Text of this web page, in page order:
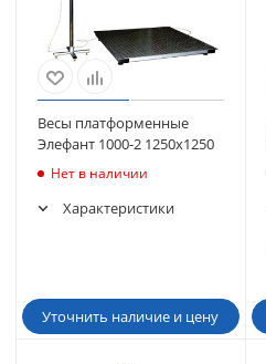
Весы платформенные
Элефант 1000-2 1250х1250
Нет в наличии
Характеристики
Уточнить наличие и цену